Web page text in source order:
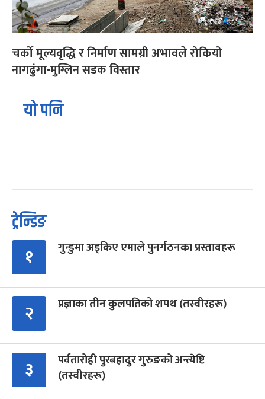
चर्को मूल्यवृद्धि र निर्माण सामग्री अभावले रोकियो
नागढुंगा-मुग्लिन सडक विस्तार
यो पनि
ट्रेन्डिङ
१ गुन्डुमा अड्किए एमाले पुनर्गठनका प्रस्तावहरू
२ प्रज्ञाका तीन कुलपतिको शपथ (तस्वीरहरू)
३
पर्वतारोही पुरबहादुर गुरुङको अन्त्येष्टि
(तस्वीरहरू)